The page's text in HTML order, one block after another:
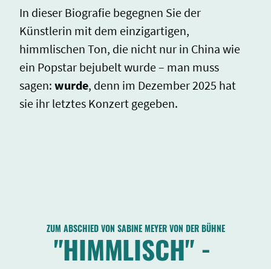
In dieser Biografie begegnen Sie der
Künstlerin mit dem einzigartigen,
himmlischen Ton, die nicht nur in China wie
ein Popstar bejubelt wurde – man muss
sagen: wurde, denn im Dezember 2025 hat
sie ihr letztes Konzert gegeben.
ZUM ABSCHIED VON SABINE MEYER VON DER BÜHNE
"HIMMLISCH" -